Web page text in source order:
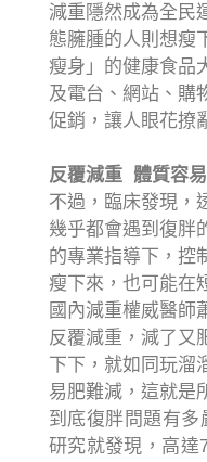
減重隱然成為全民
態臃腫的人則想瘦
瘦身」的健康食品
及電台、網站、購
促銷，讓人眼花撩
反覆減重 體質容
不過，臨床發現，
幾乎都會遇到復胖
的專業指導下，控
瘦下來，也可能在
國內減重權威醫師
反覆減重，減了又
下下，就如同玩溜
易肥難減，這就是
到底復胖問題有多
研究就發現，高達